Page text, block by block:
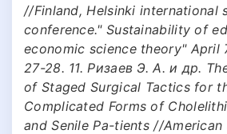
//Finland, Helsinki international
conference." Sustainability of
economic science theory" April
27-28. 11. Ризаев Э. А. и др.
of Staged Surgical Tactics for
Complicated Forms of
and Senile Pa-tients //